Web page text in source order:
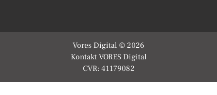
Vores Digital © 2026
Kontakt VORES Digital
CVR: 41179082